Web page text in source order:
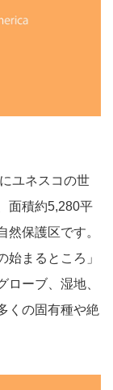
ユネスコの世
面積約5,280平
保護区です。
始まるところ」
ローブ、湿地、
くの固有種や絶